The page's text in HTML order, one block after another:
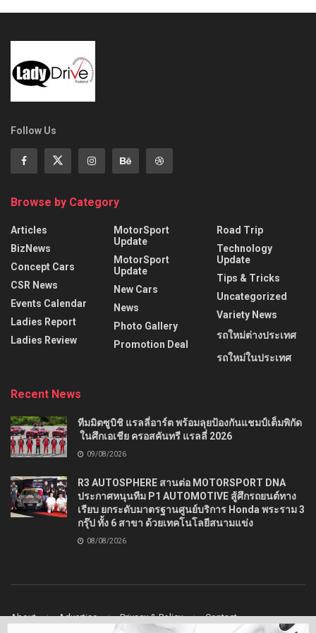
Follow Us
Browse by Category
Articles
BizNews
Concept Cars
CSR News
Events Calendar
Ladies Report
Ladies Review
MotorSport
Update
MotorSport
Update
New Cars
News
Photo Gallery
Promotion Deal
Road Trip
Technology
Update
Tips & Tricks
Uncategorized
Variety News
รถใหม่ต่างประเทศ
รถใหม่ในประเทศ
Recent News
ทีมมิตซูบิชิ แรลลี่อาร์ต พร้อมลุยป้องกันแชมป์เต็มพิกัด
ในศึกเอเชีย ครอสคันทรี แรลลี่ 2026
09/08/2026
R3 AUTOSPHERE สานต่อ MOTORSPORT DNA
ประกาศหนุนทีม P1 AUTOMOTIVE สู้ศึกรถยนต์ทาง
เรียบ ยกระดับมาตรฐานศูนย์บริการ Honda พระราม 3
กรุ๊ป ทั้ง 6 สาขา ด้วยเทคโนโลยีสนามแข่ง
08/08/2026
About Advertise Privacy & Policy Contact